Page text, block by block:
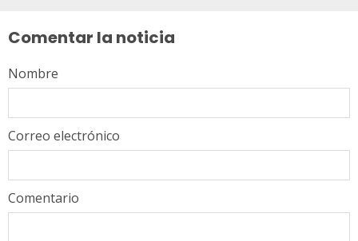
Comentar la noticia
Comentario
Nombre
Correo electrónico